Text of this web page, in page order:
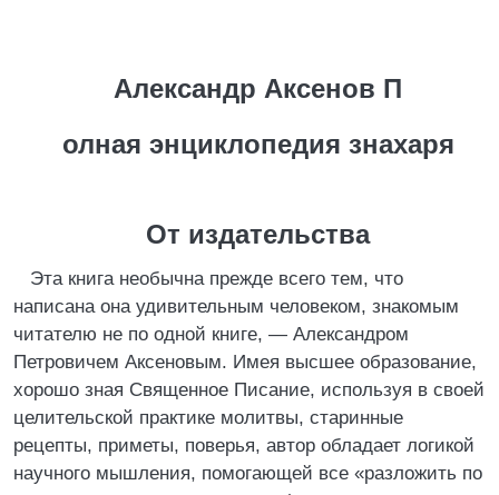
Александр Аксенов П
олная энциклопедия знахаря
От издательства
Эта книга необычна прежде всего тем, что
написана она удивительным человеком, знакомым
читателю не по одной книге, — Александром
Петровичем Аксеновым. Имея высшее образование,
хорошо зная Священное Писание, используя в своей
целительской практике молитвы, старинные
рецепты, приметы, поверья, автор обладает логикой
научного мышления, помогающей все «разложить по